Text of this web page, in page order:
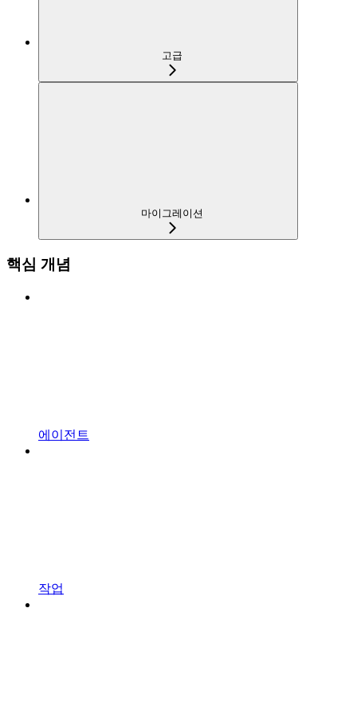
고급
마이그레이션
핵심 개념
에이전트
작업